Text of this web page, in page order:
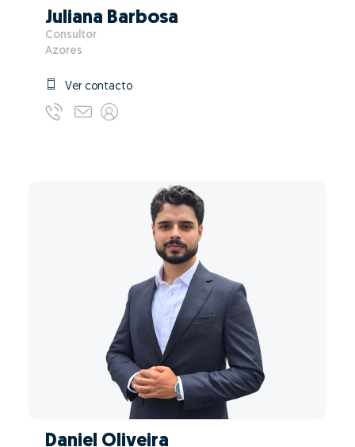
Juliana Barbosa
Consultor
Azores
Ver contacto
Daniel Oliveira